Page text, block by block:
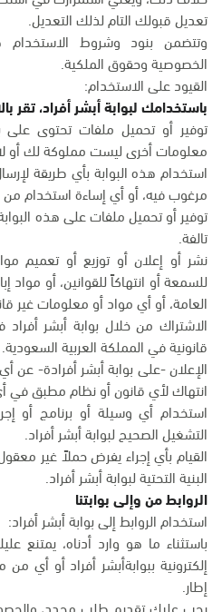
تعديل قبولك التام لذلك التعديل.
وتتضمن بنود وشروط
الخصوصية وحقوق الملكية.
القيود على الاستخدام:
باستخدامك لبوابة أبشر أفراد، تقر
توفير أو تحميل ملفات تحتوى على
معلومات أخرى ليست مملوكة لك أو
استخدام هذه البوابة بأي طريقة
مرغوب فيه، أو أي إساءة استخدام من
توفير أو تحميل ملفات على هذه
تالفة.
نشر أو إعلان أو توزيع أو تعميم
للسمعة أو انتهاكاً للقوانين، أو مواد
العامة، أو أي مواد أو معلومات غير
الاشتراك من خلال بوابة أبشر
قانونية في المملكة العربية السعودية.
الإعلان -على بوابة أبشر أفرادة-
انتهاك لأي قانون أو نظام مطبق في
استخدام أي وسيلة أو برنامج أو
التشغيل الصحيح لبوابة أبشر أفراد.
القيام بأي إجراء يفرض حملاً غير
البنية التحتية لبوابة أبشر أفراد.
الروابط من وإلى بوابتنا
استخدام الروابط إلى بوابة أبشر أفراد:
باستثناء ما هو وارد أدناه، يمتنع
إلكترونية ببوابةأبشر أفراد أو أي
إطار.
يجب عليك تقديم طلب محدد،